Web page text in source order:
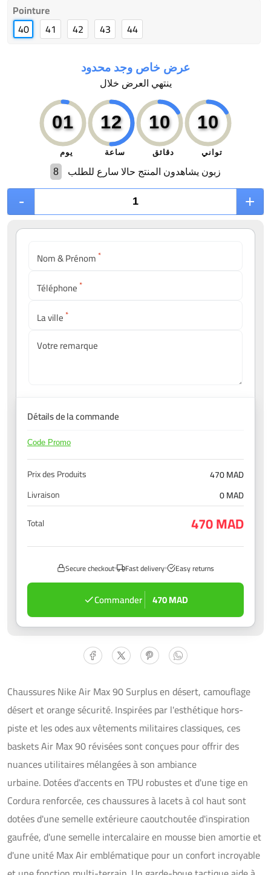
Pointure
40
41 42 43 44
عرض خاص وجد محدود
ينتهي العرض خلال
10
10
12
01
تواني دقائق ساعة يوم
8 زبون يشاهدون المنتج حالا سارع للطلب
- +
Nom & Prénom*
Téléphone*
La ville*
Votre remarque
Détails de la commande
Code Promo
Prix des Produits
470 MAD
Livraison
0 MAD
Total
470 MAD
Secure checkout Fast delivery Easy returns
Commander 470 MAD
Chaussures Nike Air Max 90 Surplus en désert, camouflage
désert et orange sécurité. Inspirées par l'esthétique hors-
piste et les odes aux vêtements militaires classiques, ces
baskets Air Max 90 révisées sont conçues pour offrir des
nuances utilitaires mélangées à son ambiance
urbaine. Dotées d'accents en TPU robustes et d'une tige en
Cordura renforcée, ces chaussures à lacets à col haut sont
dotées d'une semelle extérieure caoutchoutée d'inspiration
gaufrée, d'une semelle intercalaire en mousse bien amortie et
d'une unité Max Air emblématique pour un confort incroyable